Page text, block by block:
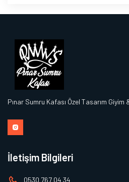
Pınar Sumru Kafası Özel Tasarım Giyim
İletişim Bilgileri
0530 767 04 34